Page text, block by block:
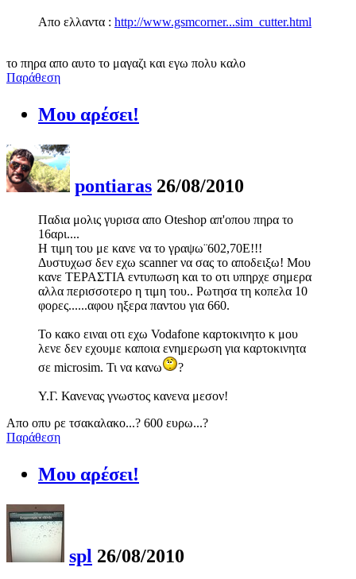
Απο ελλαντα : http://www.gsmcorner...sim_cutter.html
το πηρα απο αυτο το μαγαζι και εγω πολυ καλο
Παράθεση
Μου αρέσει!
pontiaras 26/08/2010
Παδια μολις γυρισα απο Oteshop απ'οπου πηρα το
16αρι....
Η τιμη του με κανε να το γραψω¨602,70Ε!!!
Δυστυχωσ δεν εχω scanner να σας το αποδειξω! Μου
κανε ΤΕΡΑΣΤΙΑ εντυπωση και το οτι υπηρχε σημερα
αλλα περισσοτερο η τιμη του.. Ρωτησα τη κοπελα 10
φορες......αφου ηξερα παντου για 660.
Το κακο ειναι οτι εχω Vodafone καρτοκινητο κ μου
λενε δεν εχουμε καποια ενημερωση για καρτοκινητα
σε microsim. Τι να κανω
?
Υ.Γ. Κανενας γνωστος κανενα μεσον!
Απο οπυ ρε τσακαλακο...? 600 ευρω...?
Παράθεση
Μου αρέσει!
spl 26/08/2010